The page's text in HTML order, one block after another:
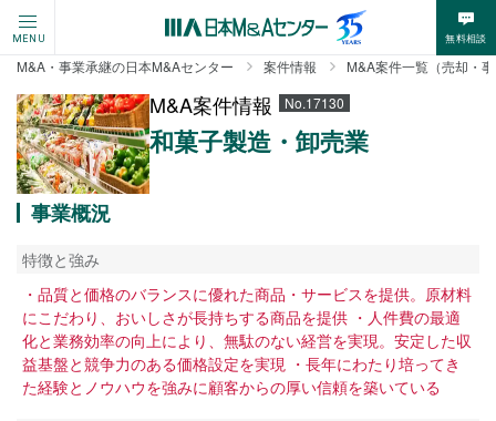
MENU 無料相談
M&A・事業承継の日本M&Aセンター 案件情報 M&A案件一覧（売却・
M&A案件情報 No.17130
和菓子製造・卸売業
事業概況
特徴と強み
・品質と価格のバランスに優れた商品・サービスを提供。原材料
にこだわり、おいしさが長持ちする商品を提供 ・人件費の最適
化と業務効率の向上により、無駄のない経営を実現。安定した収
益基盤と競争力のある価格設定を実現 ・長年にわたり培ってき
た経験とノウハウを強みに顧客からの厚い信頼を築いている